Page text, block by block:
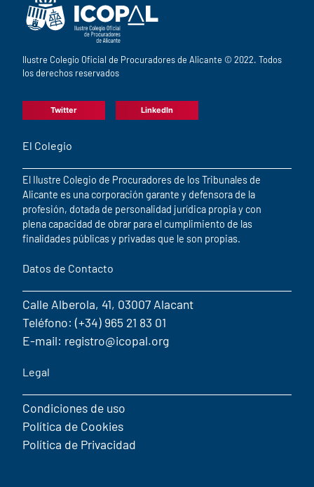
Ilustre Colegio Oficial de Procuradores de Alicante © 2022. Todos
los derechos reservados
Twitter LinkedIn
El Colegio
El Ilustre Colegio de Procuradores de los Tribunales de
Alicante es una corporación garante y defensora de la
profesión, dotada de personalidad jurídica propia y con
plena capacidad de obrar para el cumplimiento de las
finalidades públicas y privadas que le son propias.
Datos de Contacto
Calle Alberola, 41, 03007 Alacant
Teléfono: (+34) 965 21 83 01
E-mail: registro@icopal.org
Legal
Condiciones de uso
Política de Cookies
Política de Privacidad